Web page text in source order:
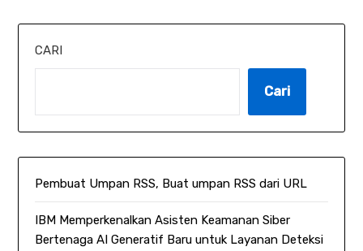
CARI
Cari
Pembuat Umpan RSS, Buat umpan RSS dari URL
IBM Memperkenalkan Asisten Keamanan Siber
Bertenaga AI Generatif Baru untuk Layanan Deteksi